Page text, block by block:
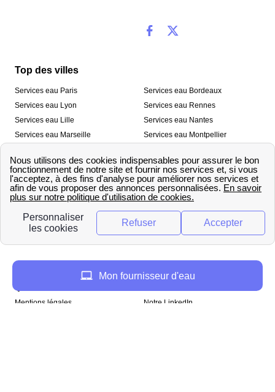
Top des villes
Services eau Paris
Services eau Lyon
Services eau Lille
Services eau Marseille
Services eau Toulon
Services eau Bordeaux
Services eau Rennes
Services eau Nantes
Services eau Montpellier
Services eau Strasbourg
Nos outils
🛁 Simulateur consommation eau
💧 Comparer les fournisseurs
d’eau
Qui sommes-nous ?
Mentions légales
Notre LinkedIn
Mon fournisseur d'eau